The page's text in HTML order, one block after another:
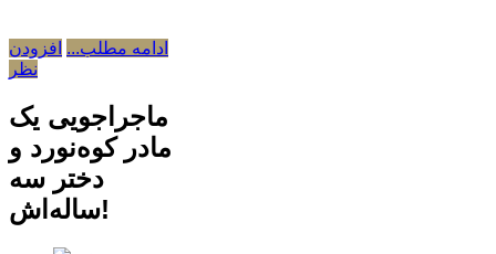
ادامه مطلب... افزودن
نظر
ماجراجویی یک
مادر کوه‌نورد و
دختر سه
ساله‌اش!